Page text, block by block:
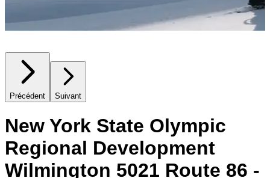
Précédent Suivant
New York State Olympic
Regional Development
Wilmington 5021 Route 86 -